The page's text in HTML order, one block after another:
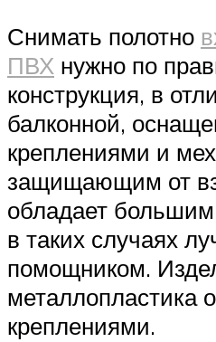
Снимать полотно
ПВХ нужно по
конструкция, в
балконной,
креплениями и
защищающим от
обладает
в таких случаях
помощником.
металлопластика
креплениями.